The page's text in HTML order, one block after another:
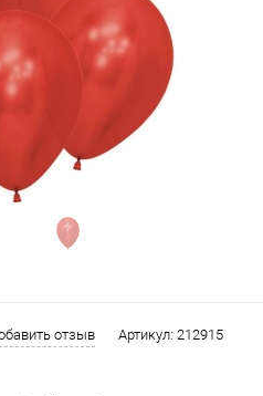
отзыв Артикул: 212915